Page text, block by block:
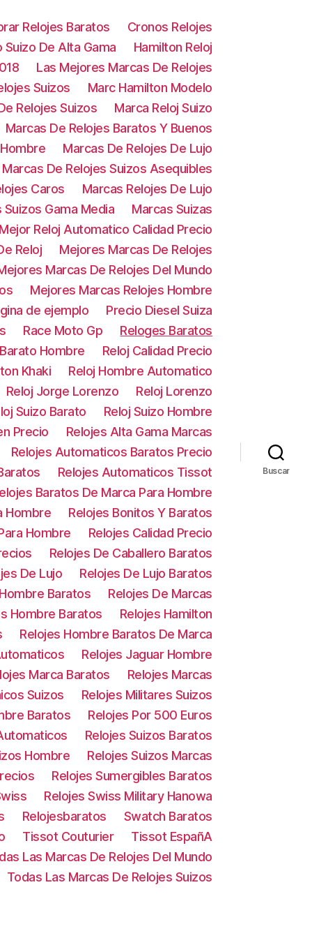
Relojes Baratos
Cronos Relojes
Suizo De Alta Gama
Hamilton Reloj
Las Mejores Marcas De Relojes
Suizos
Marc Hamilton Modelo
Relojes Suizos
Marca Reloj Suizo
Marcas De Relojes Baratos Y Buenos
Marcas De Relojes De Lujo
Marcas De Relojes Suizos Asequibles
Caros
Marcas Relojes De Lujo
Gama Media
Marcas Suizas
Reloj Automatico Calidad Precio
Reloj
Mejores Marcas De Relojes
Marcas De Relojes Del Mundo
Mejores Marcas Relojes Hombre
de ejemplo
Precio Diesel Suiza
Race Moto Gp
Reloges Baratos
Hombre
Reloj Calidad Precio
Khaki
Reloj Hombre Automatico
Reloj Jorge Lorenzo
Reloj Lorenzo
Suizo Barato
Reloj Suizo Hombre
Precio
Relojes Alta Gama Marcas
Relojes Automaticos Baratos Precio
Relojes Automaticos Tissot
Baratos De Marca Para Hombre
Hombre
Relojes Bonitos Y Baratos
Hombre
Relojes Calidad Precio
Relojes De Caballero Baratos
De Lujo
Relojes De Lujo Baratos
Baratos
Relojes De Marcas
Hombre Baratos
Relojes Hamilton
Relojes Hombre Baratos De Marca
Relojes Jaguar Hombre
Marca Baratos
Relojes Marcas
Suizos
Relojes Militares Suizos
Baratos
Relojes Por 500 Euros
Relojes Suizos Baratos
Hombre
Relojes Suizos Marcas
Relojes Sumergibles Baratos
Relojes Swiss Military Hanowa
Relojesbaratos
Swatch Baratos
Tissot Couturier
Tissot EspañA
Las Marcas De Relojes Del Mundo
Todas Las Marcas De Relojes Suizos
Buscar